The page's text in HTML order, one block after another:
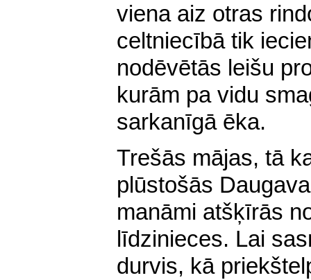
viena aiz otras
celtniecībā tik
nodēvētās leišu
kurām pa vidu
sarkanīgā ēka.
Trešās mājas, tā
plūstošās
manāmi atšķīrās
līdzinieces. Lai
durvis, kā